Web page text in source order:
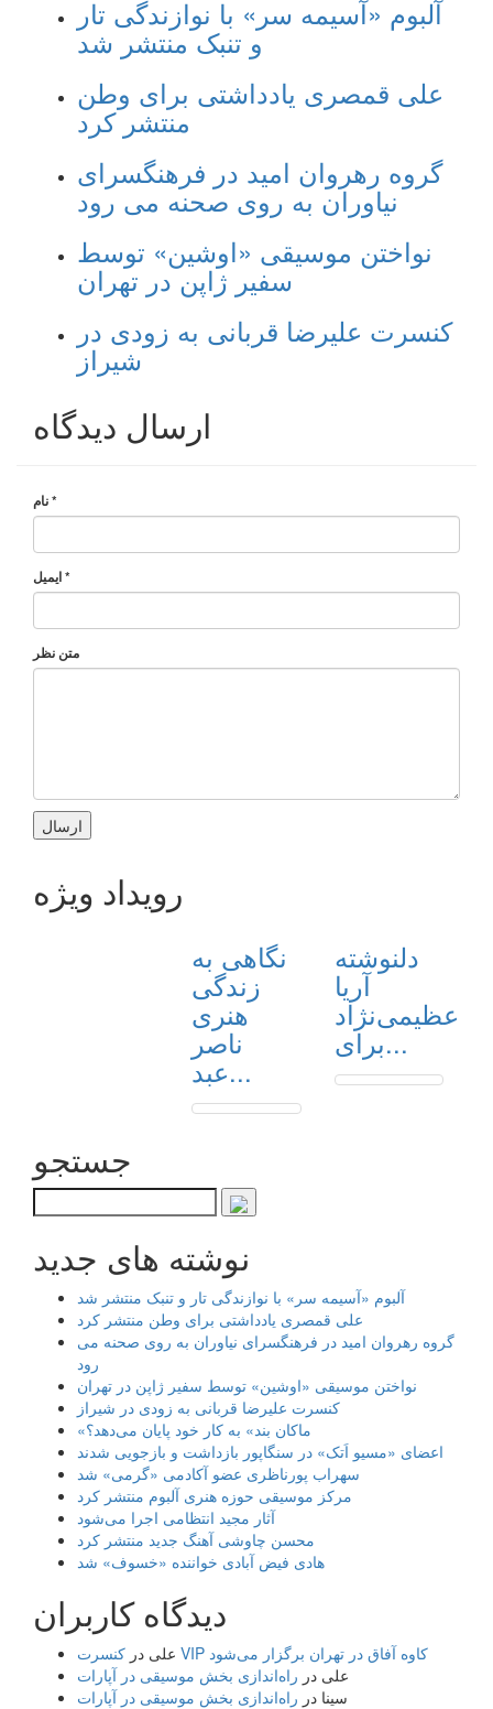
آلبوم «آسیمه سر» با نوازندگی تار
و تنبک منتشر شد
علی قمصری یادداشتی برای وطن
منتشر کرد
گروه رهروان امید در فرهنگسرای
نیاوران به روی صحنه می رود
نواختن موسیقی «اوشین» توسط
سفیر ژاپن در تهران
کنسرت علیرضا قربانی به زودی در
شیراز
ارسال دیدگاه
*
*
متن نظر
رویداد ویژه
دلنوشته
آریا
عظیمی‌نژاد
برای...
نگاهی به
زندگی
هنری
ناصر
عبد...
جستجو
نوشته های جدید
آلبوم «آسیمه سر» با نوازندگی تار و تنبک منتشر شد
علی قمصری یادداشتی برای وطن منتشر کرد
گروه رهروان امید در فرهنگسرای نیاوران به روی صحنه می
رود
نواختن موسیقی «اوشین» توسط سفیر ژاپن در تهران
کنسرت علیرضا قربانی به زودی در شیراز
«ماکان بند» به کار خود پایان می‌دهد؟
اعضای «مسیو اَتک» در سنگاپور بازداشت و بازجویی شدند
سهراب پورناظری عضو آکادمی «گرمی» شد
مرکز موسیقی حوزه هنری آلبوم منتشر کرد
آثار مجید انتظامی اجرا می‌شود
محسن چاوشی آهنگ جدید منتشر کرد
هادی فیض آبادی خواننده «خسوف» شد
دیدگاه کاربران
علی در
کنسرت VIP کاوه آفاق در تهران برگزار می‌شود
علی در راه‌اندازی بخش موسیقی در آپارات
سینا در راه‌اندازی بخش موسیقی در آپارات